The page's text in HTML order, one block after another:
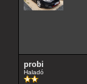
probi
Haladó